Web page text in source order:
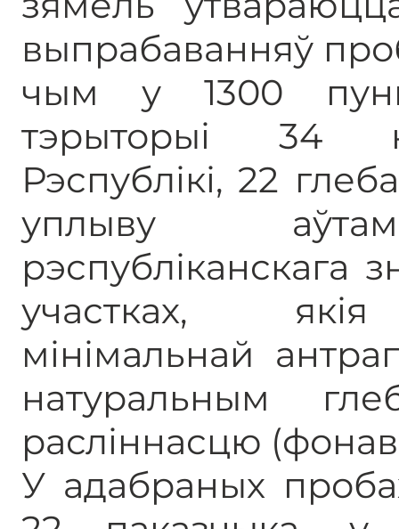
выпрабаванняў
чым у 1300
тэрыторыі 34
Рэспублікі, 22
уплыву
рэспубліканскага
участках, якія
мінімальнай
натуральным
расліннасцю
У адабраных